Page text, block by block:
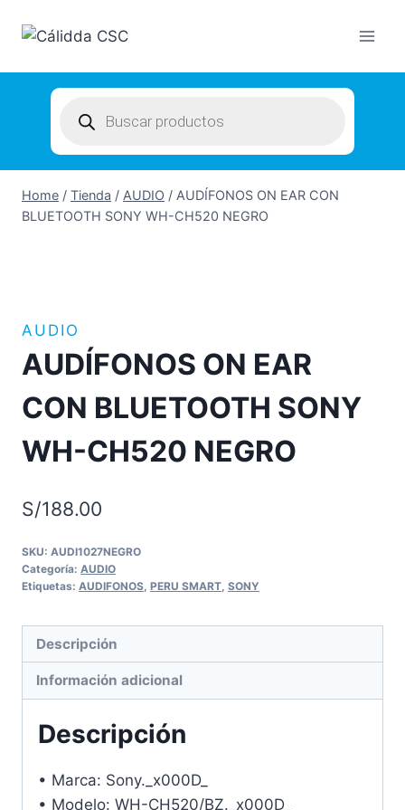
search
Home / Tienda / AUDIO / AUDÍFONOS ON EAR CON
BLUETOOTH SONY WH-CH520 NEGRO
AUDIO
AUDÍFONOS ON EAR
CON BLUETOOTH SONY
WH-CH520 NEGRO
S/188.00
SKU: AUDI1027NEGRO
Categoría: AUDIO
Etiquetas: AUDIFONOS PERU SMART SONY
Descripción
Información adicional
Descripción
• Marca: Sony._x000D_
• Modelo: WH-CH520/BZ._x000D_